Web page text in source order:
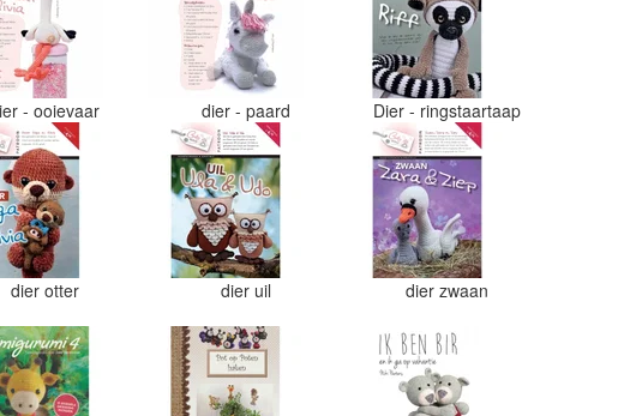
- ooievaar dier - paard Dier - ringstaartaap
dier otter dier uil dier zwaan